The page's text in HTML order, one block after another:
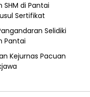
SHM di Pantai
Sertifikat
Selidiki
Pantai
Kejurnas Pacuan